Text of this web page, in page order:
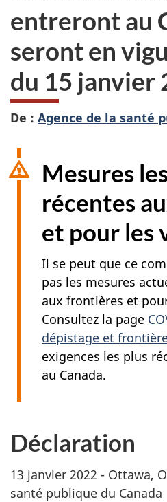
entreront au
seront en
du 15 janvier
De : Agence de la santé
Mesures
récentes
et pour les
Il se peut que ce
pas les mesures
aux frontières et
Consultez la page
dépistage et
exigences les plus
au Canada.
Déclaration
13 janvier 2022 - Ottawa,
santé publique du Canada